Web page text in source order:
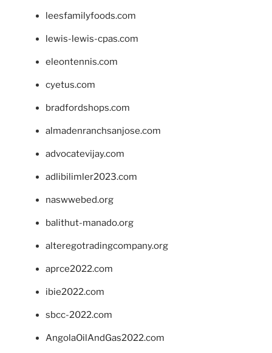
leesfamilyfoods.com
lewis-lewis-cpas.com
eleontennis.com
cyetus.com
bradfordshops.com
almadenranchsanjose.com
advocatevijay.com
adlibilimler2023.com
naswwebed.org
balithut-manado.org
alteregotradingcompany.org
aprce2022.com
ibie2022.com
sbcc-2022.com
AngolaOilAndGas2022.com